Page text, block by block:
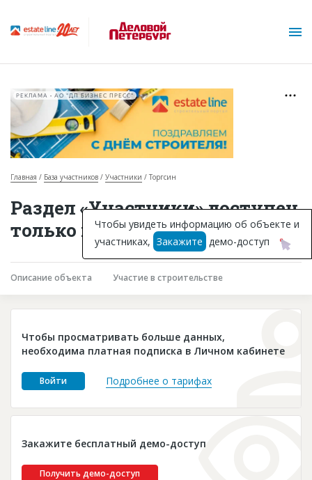
Горячие объекты
База строящихся объектов
Инвестпроекты
Глоссарий
Платные услуги
Пресс-релизы
РЕКЛАМА • АО "ДП БИЗНЕС ПРЕСС"
Главная База участников Участники Торгсин
Раздел «Участники» доступен
только подписчикам
Описание объекта Участие в строительстве
Чтобы просматривать больше данных,
необходима платная подписка в Личном кабинете
Войти Подробнее о тарифах
Закажите бесплатный демо-доступ
Получить демо-доступ
Чтобы увидеть информацию об объекте и
участниках, Закажите демо-доступ